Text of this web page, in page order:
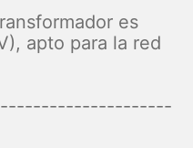
es
apto para la red